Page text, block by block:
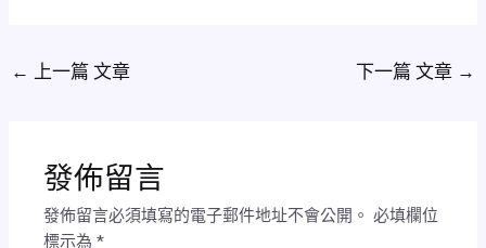
← 上一篇 文章 下一篇 文章 →
發佈留言
發佈留言必須填寫的電子郵件地址不會公開。 必填欄位
標示為*